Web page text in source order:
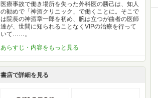
医療事故で働き場所を失った外科医の勝己は、知人
の勧めで「神酒クリニック」で働くことに。そこで
は院長の神酒章一郎を初め、腕は立つが曲者の医師
達が、世間に知られることなくVIPの治療を行って
いて……。
あらすじ・内容をもっと見る
書店で詳細を見る